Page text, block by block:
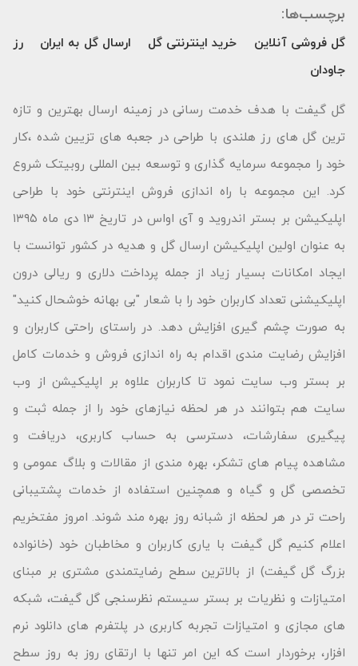
برچسب‌ها:
گل فروشی آنلاین خرید اینترنتی گل ارسال گل به ایران
رز
جاودان
گل گیفت با هدف خدمت رسانی در زمینه ارسال بهترین و تازه
ترین گل های رز هلندی با طراحی در جعبه های تزیین شده ،کار
خود را مجموعه سرمایه گذاری و توسعه بین المللی روبیتک شروع
کرد. این مجموعه با راه اندازی فروش اینترنتی خود با طراحی
اپلیکیشن بر بستر اندروید و آی اواس در تاریخ ۱۳ دی ماه ۱۳۹۵
به عنوان اولین اپلیکیشن ارسال گل و هدیه در کشور توانست با
ایجاد امکانات بسیار زیاد از جمله پرداخت دلاری و ریالی درون
اپلیکیشنی تعداد کاربران خود را با شعار "بى بهانه خوشحال كنید"
به صورت چشم گیری افزایش دهد. در راستای راحتی کاربران و
افزایش رضایت مندی اقدام به راه اندازی فروش و خدمات کامل
بر بستر وب سایت نمود تا کاربران علاوه بر اپلیکیشن از وب
سایت هم بتوانند در هر لحظه نیازهای خود را از جمله ثبت و
پیگیری سفارشات، دسترسی به حساب کاربری، دریافت و
مشاهده پیام های تشکر، بهره مندی از مقالات و بلاگ عمومی و
تخصصی گل و گیاه و همچنین استفاده از خدمات پشتیبانی
راحت تر در هر لحظه از شبانه روز بهره مند شوند. امروز مفتخریم
اعلام کنیم گل گیفت با یاری کاربران و مخاطبان خود (خانواده
بزرگ گل گیفت) از بالاترین سطح رضایتمندی مشتری بر مبنای
امتیازات و نظریات بر بستر سیستم نظرسنجی گل گیفت، شبکه
های مجازی و امتیازات تجربه کاربری در پلتفرم های دانلود نرم
افزار، برخوردار است که این امر تنها با ارتقای روز به روز سطح